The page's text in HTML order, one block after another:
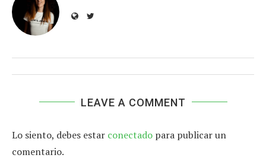
LEAVE A COMMENT
Lo siento, debes estar conectado para publicar un
comentario.